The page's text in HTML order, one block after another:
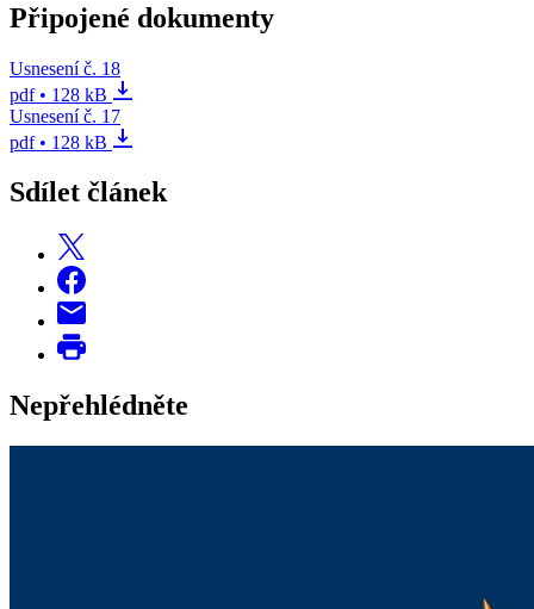
Připojené dokumenty
Usnesení č. 18
pdf • 128 kB
Usnesení č. 17
pdf • 128 kB
Sdílet článek
Nepřehlédněte